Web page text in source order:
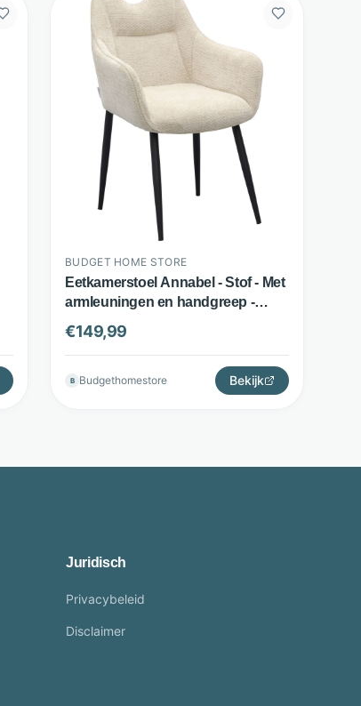
BUDGET HOME STORE
Eetkamerstoel Annabel - Stof - Met
armleuningen en handgreep -
Beige - Budget Home Store
€149,99
B Budgethomestore Bekijk
Juridisch
Privacybeleid
Disclaimer